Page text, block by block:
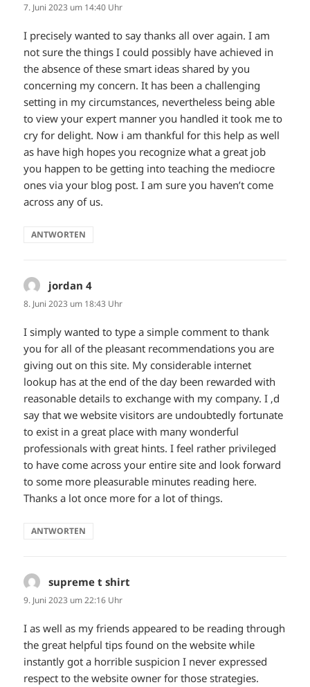
7. Juni 2023 um 14:40 Uhr
I precisely wanted to say thanks all over again. I am
not sure the things I could possibly have achieved in
the absence of these smart ideas shared by you
concerning my concern. It has been a challenging
setting in my circumstances, nevertheless being able
to view your expert manner you handled it took me to
cry for delight. Now i am thankful for this help as well
as have high hopes you recognize what a great job
you happen to be getting into teaching the mediocre
ones via your blog post. I am sure you haven’t come
across any of us.
ANTWORTEN
jordan 4
8. Juni 2023 um 18:43 Uhr
I simply wanted to type a simple comment to thank
you for all of the pleasant recommendations you are
giving out on this site. My considerable internet
lookup has at the end of the day been rewarded with
reasonable details to exchange with my company. I ‚d
say that we website visitors are undoubtedly fortunate
to exist in a great place with many wonderful
professionals with great hints. I feel rather privileged
to have come across your entire site and look forward
to some more pleasurable minutes reading here.
Thanks a lot once more for a lot of things.
ANTWORTEN
supreme t shirt
9. Juni 2023 um 22:16 Uhr
I as well as my friends appeared to be reading through
the great helpful tips found on the website while
instantly got a horrible suspicion I never expressed
respect to the website owner for those strategies.